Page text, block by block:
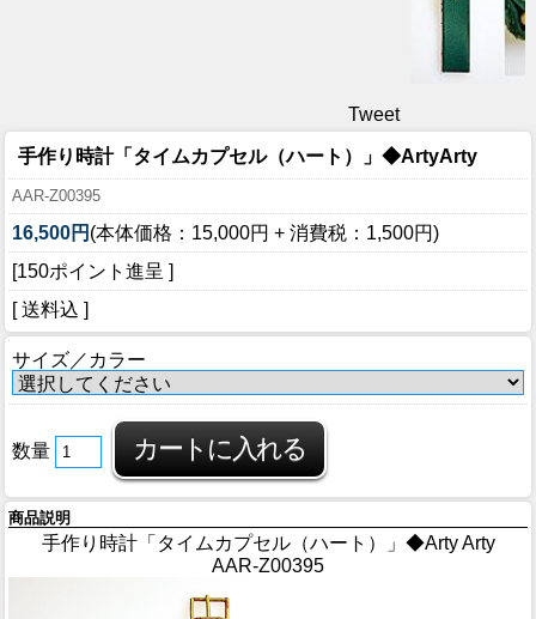
Tweet
手作り時計「タイムカプセル（ハート）」◆ArtyArty
AAR-Z00395
16,500円 (本体価格：15,000円 + 消費税：1,500円)
[150ポイント進呈 ]
[ 送料込 ]
サイズ／カラー
数量
商品説明
手作り時計「タイムカプセル（ハート）」◆Arty Arty
AAR-Z00395